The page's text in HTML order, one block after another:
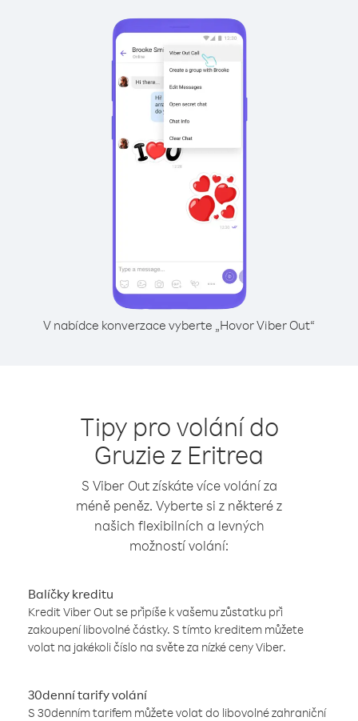
V nabídce konverzace vyberte „Hovor Viber Out“
Tipy pro volání do
Gruzie z Eritrea
S Viber Out získáte více volání za
méně peněz. Vyberte si z některé z
našich flexibilních a levných
možností volání:
Balíčky kreditu
Kredit Viber Out se připíše k vašemu zůstatku při
zakoupení libovolné částky. S tímto kreditem můžete
volat na jakékoli číslo na světe za nízké ceny Viber.
30denní tarify volání
S 30denním tarifem můžete volat do libovolné zahraniční